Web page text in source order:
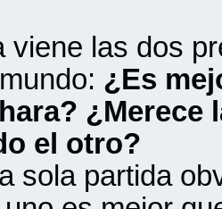
viene las dos
¿Es
¿Merece
el otro?
sola partida